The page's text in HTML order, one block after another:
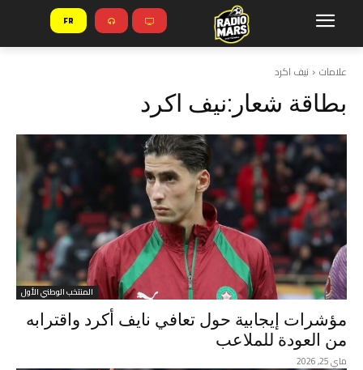
FR
علامات نيف اكرد
بطاقة شعار:نيف اكرد
المنتخب الوطني الأول
مؤشرات إيجابية حول تعافي نايف أكرد واقترابه
من العودة للملاعب
ماي 25, 2026